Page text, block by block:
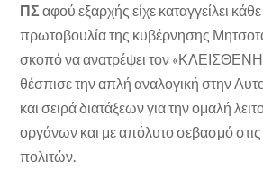
ΠΣ αφού εξαρχής είχε καταγγείλει
πρωτοβουλία της κυβέρνησης
σκοπό να ανατρέψει τον
θέσπισε την απλή αναλογική στην
και σειρά διατάξεων για την ομαλή
οργάνων και με απόλυτο σεβασμό
πολιτών.